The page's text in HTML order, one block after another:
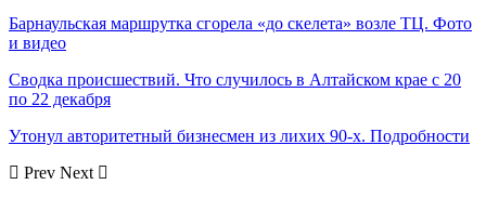
Барнаульская маршрутка сгорела «до скелета» возле ТЦ. Фото
и видео
Сводка происшествий. Что случилось в Алтайском крае с 20
по 22 декабря
Утонул авторитетный бизнесмен из лихих 90-х. Подробности
Prev Next